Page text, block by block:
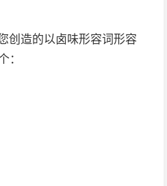
创造的以卤味形容词形容
：